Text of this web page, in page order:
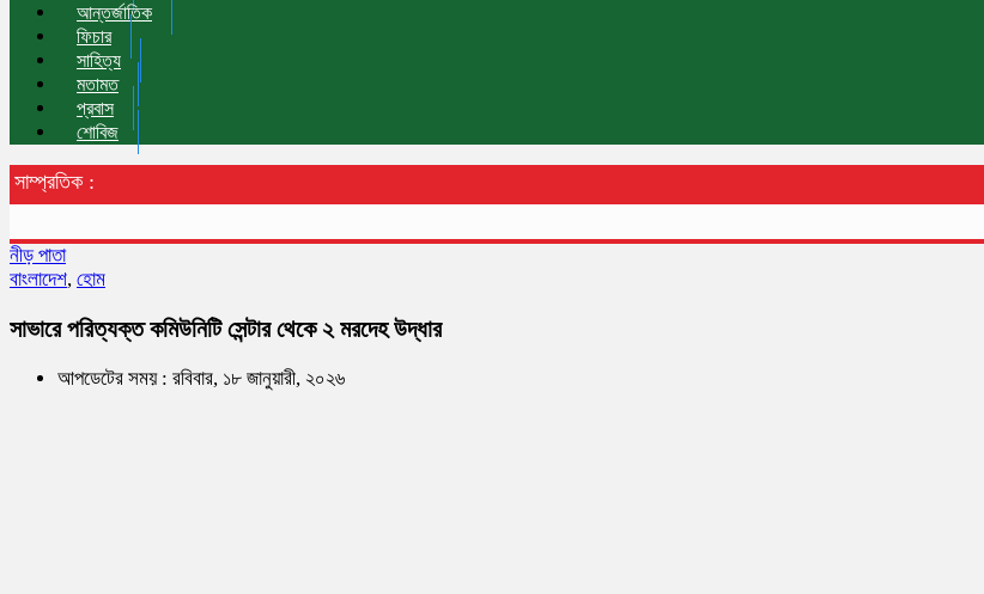
আন্তর্জাতিক
ফিচার
সাহিত্য
মতামত
প্রবাস
শোবিজ
সাম্প্রতিক :
নীড় পাতা
বাংলাদেশ, হোম
সাভারে পরিত্যক্ত কমিউনিটি সেন্টার থেকে ২ মরদেহ উদ্ধার
আপডেটের সময় : রবিবার, ১৮ জানুয়ারী, ২০২৬